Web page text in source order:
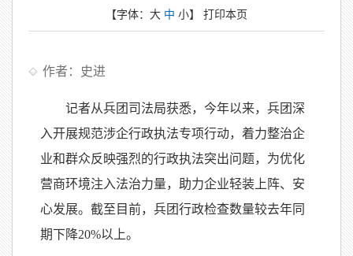
【字体： 大 中 小】 打印本页
作者：史进
记者从兵团司法局获悉，今年以来，兵团深
入开展规范涉企行政执法专项行动，着力整治企
业和群众反映强烈的行政执法突出问题，为优化
营商环境注入法治力量，助力企业轻装上阵、安
心发展。截至目前，兵团行政检查数量较去年同
期下降20%以上。